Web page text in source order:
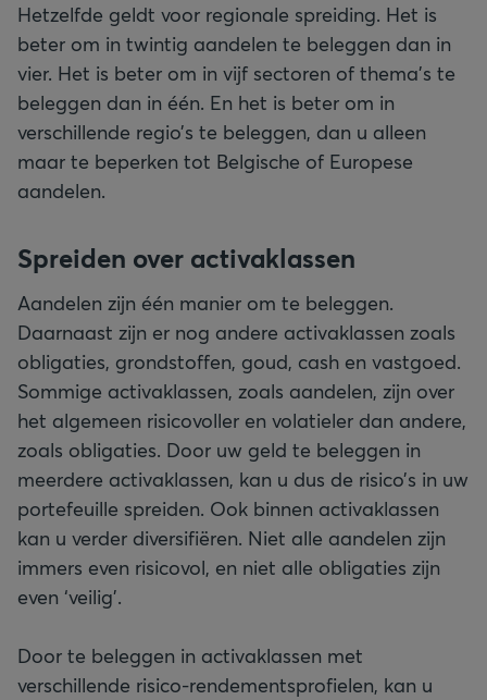
Hetzelfde geldt voor regionale spreiding. Het is
beter om in twintig aandelen te beleggen dan in
vier. Het is beter om in vijf sectoren of thema’s te
beleggen dan in één. En het is beter om in
verschillende regio’s te beleggen, dan u alleen
maar te beperken tot Belgische of Europese
aandelen.
Spreiden over activaklassen
Aandelen zijn één manier om te beleggen.
Daarnaast zijn er nog andere activaklassen zoals
obligaties, grondstoffen, goud, cash en vastgoed.
Sommige activaklassen, zoals aandelen, zijn over
het algemeen risicovoller en volatieler dan andere,
zoals obligaties. Door uw geld te beleggen in
meerdere activaklassen, kan u dus de risico’s in uw
portefeuille spreiden. Ook binnen activaklassen
kan u verder diversifiëren. Niet alle aandelen zijn
immers even risicovol, en niet alle obligaties zijn
even ‘veilig’.
Door te beleggen in activaklassen met
verschillende risico-rendementsprofielen, kan u